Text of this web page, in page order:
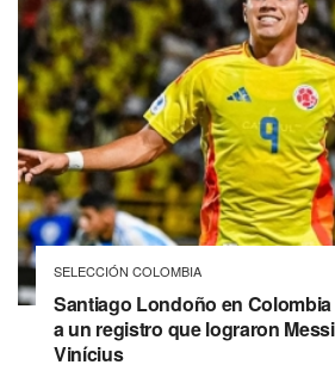
SELECCIÓN COLOMBIA
Santiago Londoño en
a un registro que lograron
Vinícius